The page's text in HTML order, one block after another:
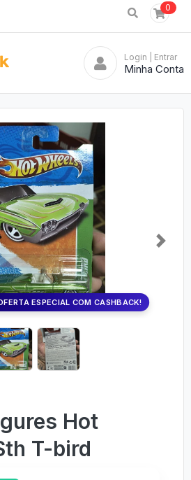
0
Login | Entrar
Minha Conta
ESPECIAL COM CASHBACK!
Next
Hot
T-bird